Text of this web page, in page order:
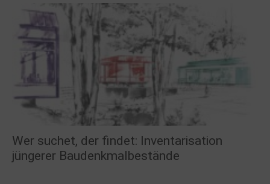
Wer suchet, der findet: Inventarisation
jüngerer Baudenkmalbestände